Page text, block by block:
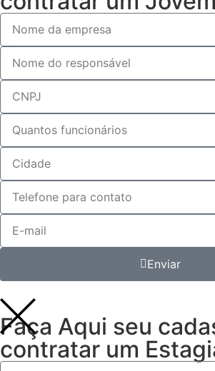
Enviar
Faça Aqui seu
contratar um